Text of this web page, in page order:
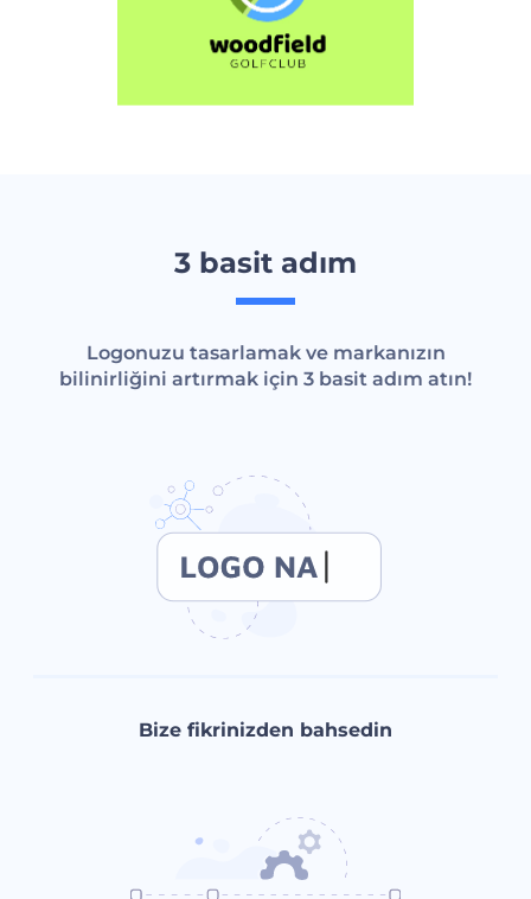
3 basit adım
Logonuzu tasarlamak ve markanızın
bilinirliğini artırmak için 3 basit adım atın!
Bize fikrinizden bahsedin